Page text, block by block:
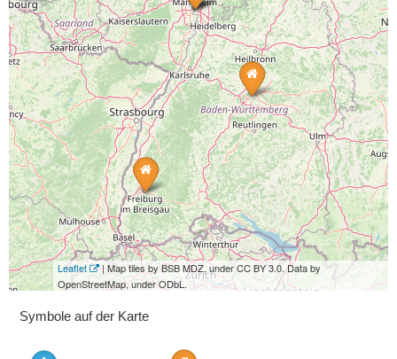
Leaflet
| Map tiles by BSB MDZ, under CC BY 3.0. Data by
OpenStreetMap, under ODbL.
Symbole auf der Karte